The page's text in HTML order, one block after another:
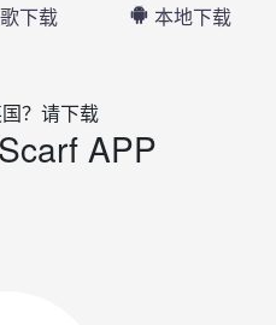
下载 本地下载
？请下载
APP